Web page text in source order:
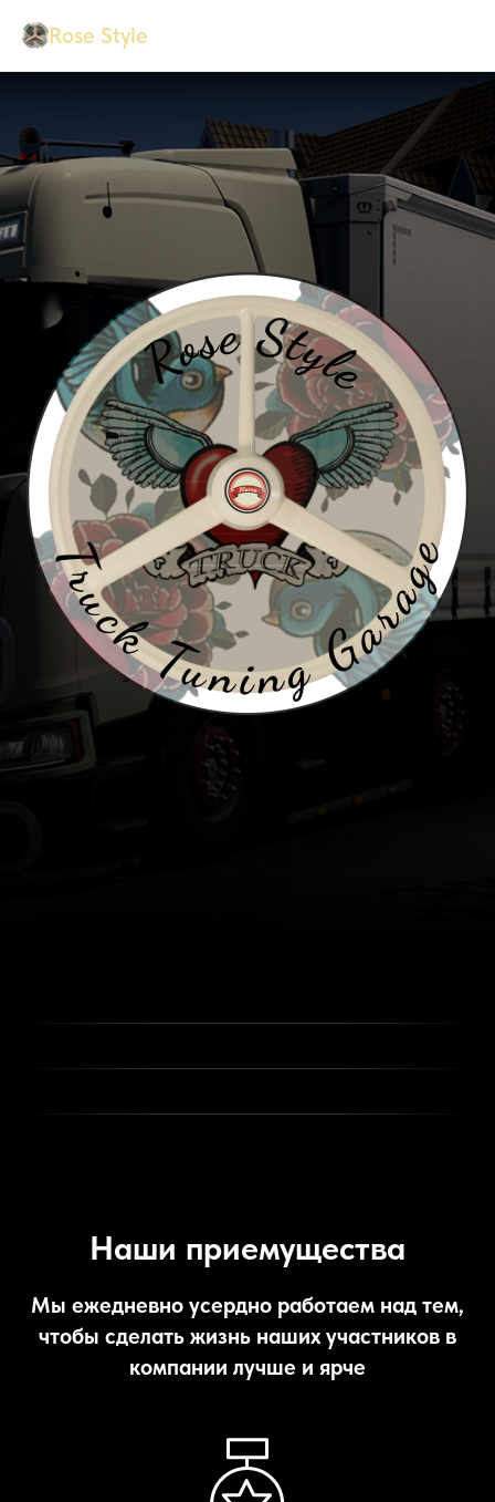
Rose Style
Наши приемущества
Мы ежедневно усердно работаем над тем,
чтобы сделать жизнь наших участников в
компании лучше и ярче